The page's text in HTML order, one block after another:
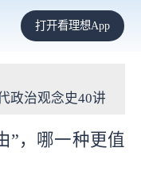
打开看理想App
政治观念史40讲
”，哪一种更值